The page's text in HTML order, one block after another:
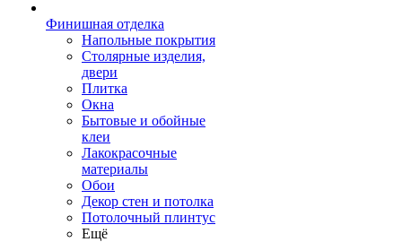
Финишная отделка
Напольные покрытия
Столярные изделия,
двери
Плитка
Окна
Бытовые и обойные
клеи
Лакокрасочные
материалы
Обои
Декор стен и потолка
Потолочный плинтус
Ещё